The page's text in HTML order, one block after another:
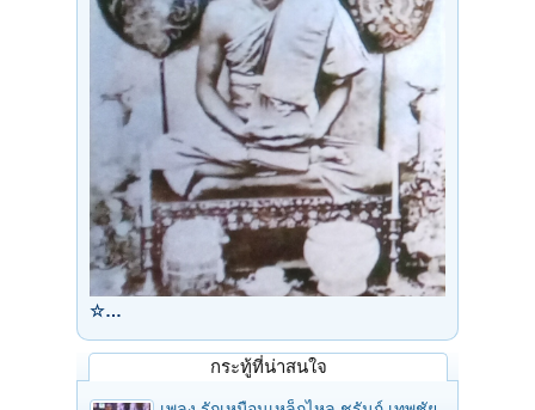
☆…
กระทู้ที่น่าสนใจ